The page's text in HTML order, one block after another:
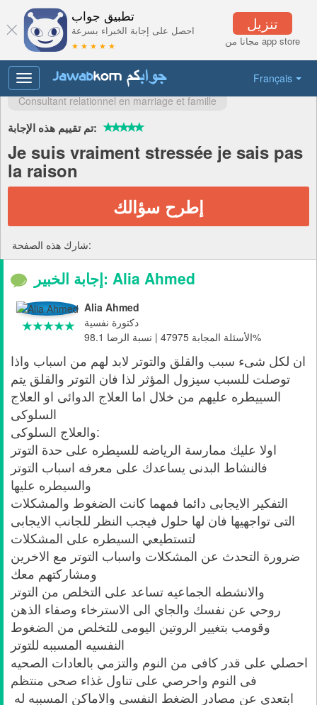
تنزيل
مجانا من app store
تطبيق جواب
احصل على إجابة الخبراء بسرعة
★ ★ ★ ★ ★
Français
Toggle
navigation
Consultant relationnel en marriage et famille
تم تقييم هذه الإجابة:
Je suis vraiment stressée je sais pas
la raison
إطرح سؤالك
شارك هذه الصفحة:
إجابة الخبير: Alia Ahmed
Alia Ahmed
دكتورة نفسية
الأسئلة المجابة 47975 | نسبة الرضا 98.1%
ان لكل شىء سبب والقلق والتوتر لابد لهم من اسباب واذا
توصلت للسبب سيزول المؤثر لذا فان التوتر والقلق يتم
السييطره عليهم من خلال اما العلاج الدوائى او العلاج
والعلاج السلوكى:
اولا عليك ممارسة الرياضه للسيطره على حدة التوتر
فالنشاط البدنى يساعدك على معرفه اسباب التوتر
التفكير الايجابى دائما فمهما كانت الضغوط والمشكلات
التى تواجهيها فان لها حلول فيجب النظر للجانب الايجابى
ضرورة التحدث عن المشكلات واسباب التوتر مع الاخرين
روحي عن نفسك والجاي الى الاسترخاء وصفاء الذهن
وقومب بتغيير الروتين اليومى للتخلص من الضغوط
احصلي على قدر كافى من النوم والتزمي بالعادات الصحيه
فى النوم واحرصي على تناول غذاء صحى منتظم